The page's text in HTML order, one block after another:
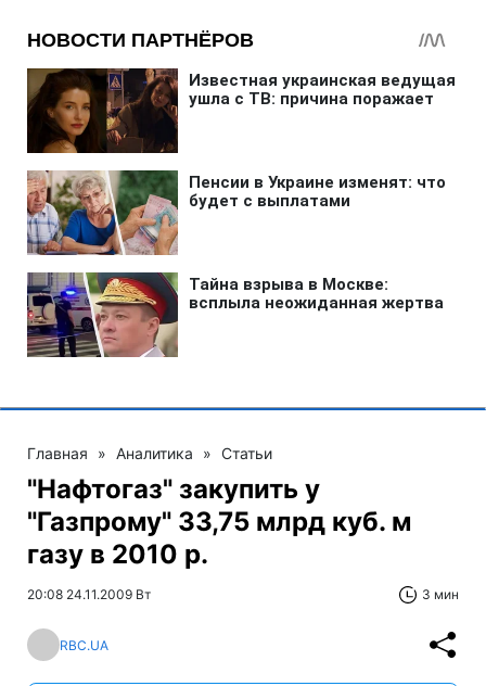
Главная » Аналитика » Статьи
"Нафтогаз" закупить у
"Газпрому" 33,75 млрд куб. м
газу в 2010 р.
20:08 24.11.2009 Вт 3 мин
RBC.UA